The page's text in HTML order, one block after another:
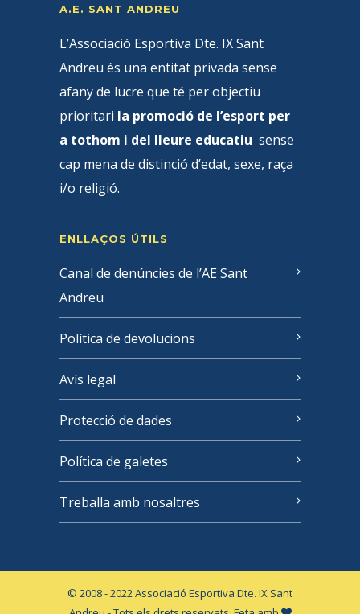
A.E. SANT ANDREU
L’Associació Esportiva Dte. IX Sant
Andreu és una entitat privada sense
afany de lucre que té per objectiu
prioritari la promoció de l’esport per
a tothom i del lleure educatiu sense
cap mena de distinció d’edat, sexe, raça
i/o religió.
ENLLAÇOS ÚTILS
Canal de denúncies de l’AE Sant
Andreu
Política de devolucions
Avís legal
Protecció de dades
Política de galetes
Treballa amb nosaltres
© 2008 - 2022 Associació Esportiva Dte. IX Sant